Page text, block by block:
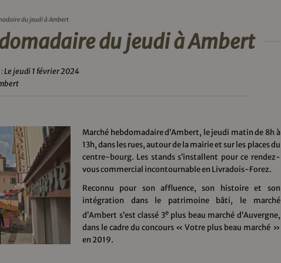
du jeudi à Ambert
du jeudi à Ambert
Le jeudi 1 février 2024
Marché hebdomadaire d’Ambert, le jeudi matin de 8h à
13h, dans les rues, autour de la mairie et sur les places du
centre-bourg. Les stands s’installent pour ce rendez-
vous commercial incontournable en Livradois-Forez.
Reconnu pour son affluence, son histoire et son
intégration dans le patrimoine bâti, le marché
d’Ambert s’est classé 3eplus beau marché d’Auvergne,
dans le cadre du concours « Votre plus beau marché »
en 2019.